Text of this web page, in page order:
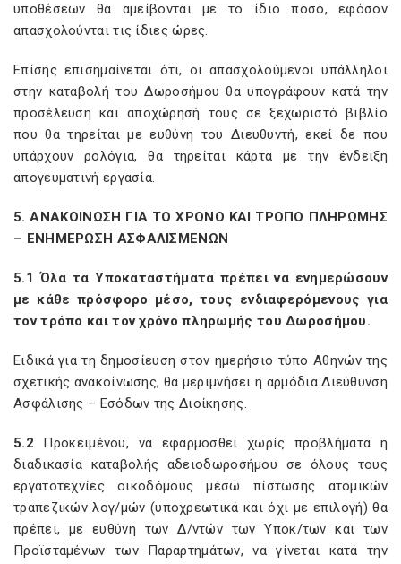
υποθέσεων θα αμείβονται με το ίδιο ποσό, εφόσον
απασχολούνται τις ίδιες ώρες.
Επίσης επισημαίνεται ότι, οι απασχολούμενοι υπάλληλοι
στην καταβολή του Δωροσήμου θα υπογράφουν κατά την
προσέλευση και αποχώρησή τους σε ξεχωριστό βιβλίο
που θα τηρείται με ευθύνη του Διευθυντή, εκεί δε που
υπάρχουν ρολόγια, θα τηρείται κάρτα με την ένδειξη
απογευματινή εργασία.
5. ΑΝΑΚΟΙΝΩΣΗ ΓΙΑ ΤΟ ΧΡΟΝΟ ΚΑΙ ΤΡΟΠΟ ΠΛΗΡΩΜΗΣ
– ΕΝΗΜΕΡΩΣΗ ΑΣΦΑΛΙΣΜΕΝΩΝ
5.1 Όλα τα Υποκαταστήματα πρέπει να ενημερώσουν
με κάθε πρόσφορο μέσο, τους ενδιαφερόμενους για
τον τρόπο και τον χρόνο πληρωμής του Δωροσήμου.
Ειδικά για τη δημοσίευση στον ημερήσιο τύπο Αθηνών της
σχετικής ανακοίνωσης, θα μεριμνήσει η αρμόδια Διεύθυνση
Ασφάλισης – Εσόδων της Διοίκησης.
5.2 Προκειμένου, να εφαρμοσθεί χωρίς προβλήματα η
διαδικασία καταβολής αδειοδωροσήμου σε όλους τους
εργατοτεχνίες οικοδόμους μέσω πίστωσης ατομικών
τραπεζικών λογ/μών (υποχρεωτικά και όχι με επιλογή) θα
πρέπει, με ευθύνη των Δ/ντών των Υποκ/των και των
Προϊσταμένων των Παραρτημάτων, να γίνεται κατά την